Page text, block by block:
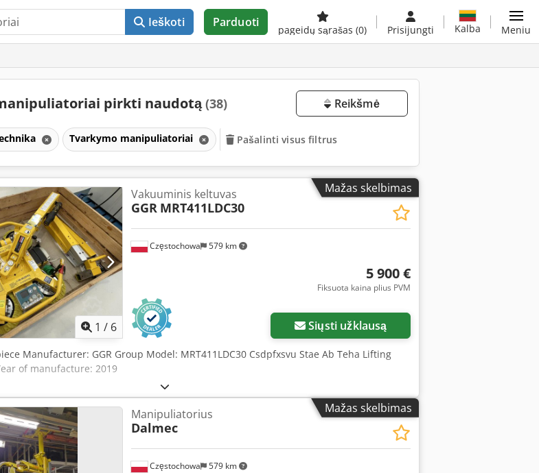
Ieškoti Parduoti
pageidų sąrašas (0) Prisijungti Kalba Meniu
pirkti naudotą(38) Reikšmė
Tvarkymo manipuliatoriai Pašalinti visus filtrus
Mažas skelbimas
1 / 6
Częstochowa 579 km
Vakuuminis keltuvas
GGR MRT411LDC30
5 900 €
Fiksuota kaina plius PVM
Siųsti užklausą
Manufacturer: GGR Group Model: MRT411LDC30 Csdpfxsvu Stae Ab Teha Lifting
of manufacture: 2019
Mažas skelbimas
Częstochowa 579 km
Manipuliatorius
Dalmec